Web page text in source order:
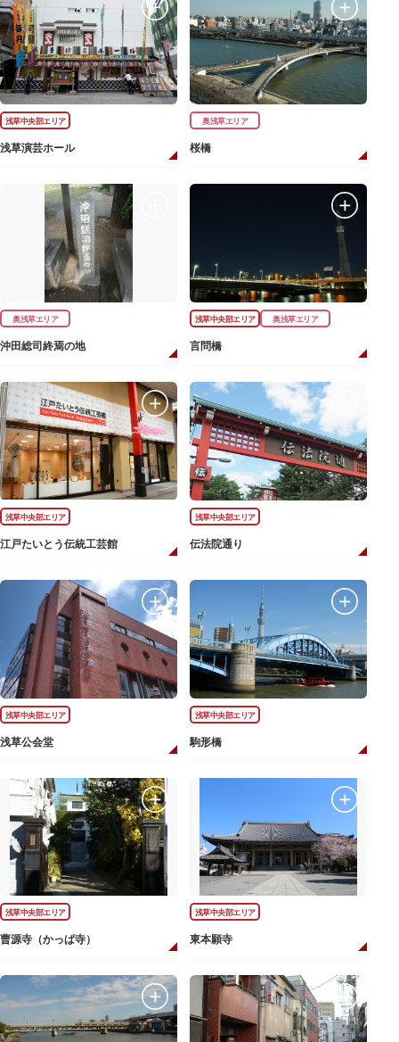
浅草中央部エリア
浅草演芸ホール
奥浅草エリア
桜橋
奥浅草エリア
沖田総司終焉の地
浅草中央部エリア 奥浅草エリア
言問橋
浅草中央部エリア
江戸たいとう伝統工芸館
浅草中央部エリア
伝法院通り
浅草中央部エリア
浅草公会堂
浅草中央部エリア
駒形橋
浅草中央部エリア
曹源寺（かっぱ寺）
浅草中央部エリア
東本願寺